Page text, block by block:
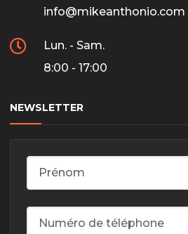
info@mikeanthonio.com
Lun. - Sam.
8:00 - 17:00
NEWSLETTER